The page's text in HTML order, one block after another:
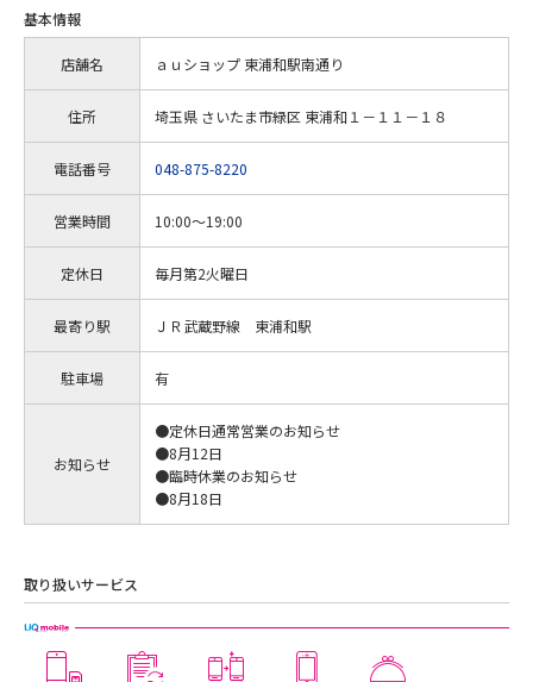
基本情報
店舗名 ａｕショップ 東浦和駅南通り
住所 埼玉県 さいたま市緑区 東浦和１－１１－１８
電話番号 048-875-8220
営業時間 10:00～19:00
定休日 毎月第2火曜日
最寄り駅 ＪＲ武蔵野線 東浦和駅
駐車場 有
お知らせ
●定休日通常営業のお知らせ
●8月12日
●臨時休業のお知らせ
●8月18日
取り扱いサービス